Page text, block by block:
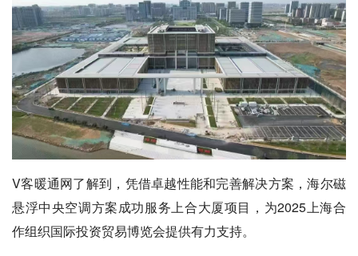
V客暖通网了解到，凭借卓越性能和完善解决方案，海尔磁
悬浮中央空调方案成功服务上合大厦项目，为2025上海合
作组织国际投资贸易博览会提供有力支持。